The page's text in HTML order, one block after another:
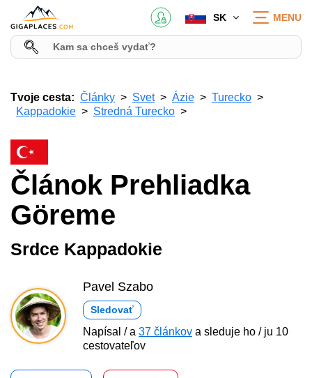
SK MENU
Tvoje cesta: Články Svet Ázie
Turecko
Kappadokie
Stredná Turecko
Článok Prehliadka
Göreme
Srdce Kappadokie
Pavel Szabo
Sledovať
Napísal / a 37 článkov a sleduje ho / ju 10
cestovateľov